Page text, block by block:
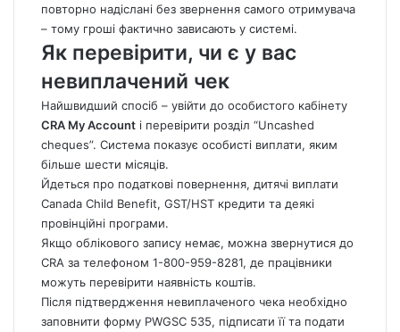
повторно надіслані без звернення самого отримувача
– тому гроші фактично зависають у системі.
Як перевірити, чи є у вас
невиплачений чек
Найшвидший спосіб – увійти до особистого кабінету
CRA My Account і перевірити розділ “Uncashed
cheques”. Система показує особисті виплати, яким
більше шести місяців.
Йдеться про податкові повернення, дитячі виплати
Canada Child Benefit, GST/HST кредити та деякі
провінційні програми.
Якщо облікового запису немає, можна звернутися до
CRA за телефоном 1-800-959-8281, де працівники
можуть перевірити наявність коштів.
Після підтвердження невиплаченого чека необхідно
заповнити форму PWGSC 535, підписати її та подати